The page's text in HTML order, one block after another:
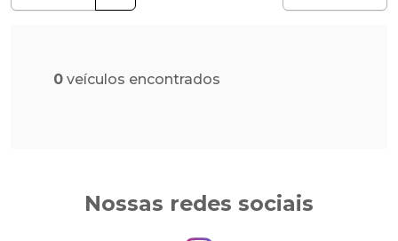
0 veículos encontrados
Nossas redes sociais